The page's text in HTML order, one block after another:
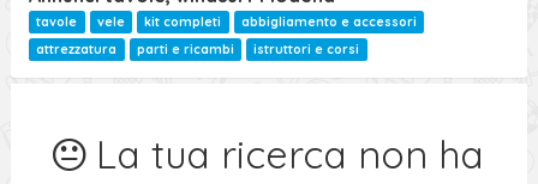
tavole vele kit completi
abbigliamento e accessori
attrezzatura
parti e ricambi istruttori e corsi
La tua ricerca non ha